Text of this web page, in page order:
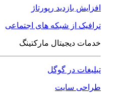
افزایش بازدید رپورتاژ
ترافیک از شبکه های اجتماعی
خدمات دیجیتال مارکتینگ
تبلیغات در گوگل
طراحی سایت